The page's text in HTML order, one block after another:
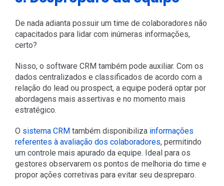
De nada adianta possuir um time de colaboradores não
capacitados para lidar com inúmeras informações,
certo?
Nisso, o software CRM também pode auxiliar. Com os
dados centralizados e classificados de acordo com a
relação do lead ou prospect, a equipe poderá optar por
abordagens mais assertivas e no momento mais
estratégico.
O sistema CRMtambém disponibiliza informações
referentes à avaliação dos colaboradores, permitindo
um controle mais apurado da equipe. Ideal para os
gestores observarem os pontos de melhoria do time e
propor ações corretivas para evitar seu despreparo.